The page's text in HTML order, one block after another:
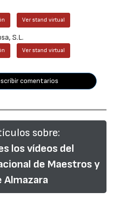
Ver stand virtual
S.L.
Ver stand virtual
comentarios
sobre:
los vídeos del
de Maestros y
Almazara